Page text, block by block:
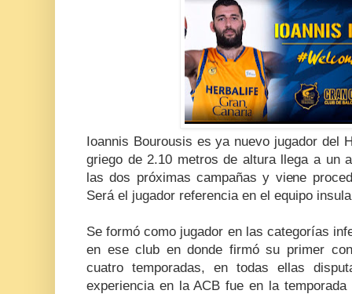
Ioannis Bourousis es ya nuevo jugador del
griego de 2.10 metros de altura llega a un
las dos próximas campañas y viene
Será el jugador referencia en el equipo
Se formó como jugador en las categorías
en ese club en donde firmó su primer
cuatro temporadas, en todas ellas
experiencia en la ACB fue en la